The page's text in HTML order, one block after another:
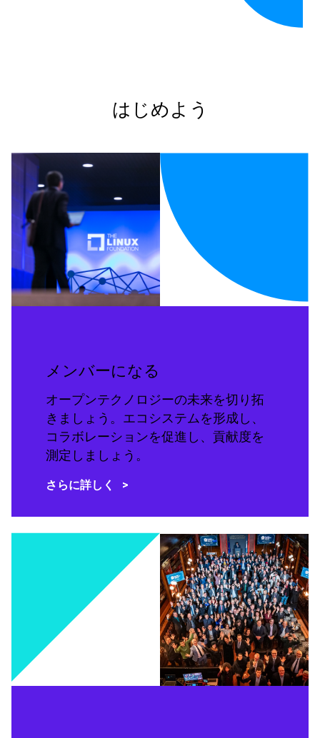
はじめよう
メンバーになる
オープンテクノロジーの未来を切り拓
きましょう。エコシステムを形成し、
コラボレーションを促進し、貢献度を
測定しましょう。
さらに詳しく